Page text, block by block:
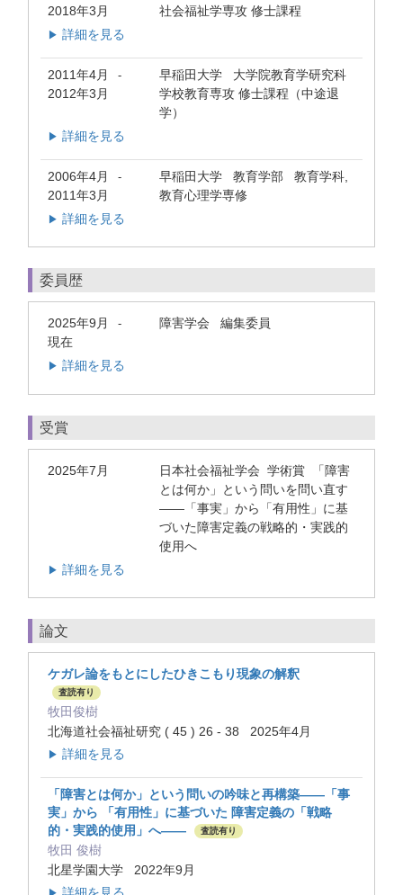
2018年3月
社会福祉学専攻 修士課程
▶ 詳細を見る
2011年4月 -
2012年3月
早稲田大学 大学院教育学研究科
学校教育専攻 修士課程（中途退
学）
▶ 詳細を見る
2006年4月 -
2011年3月
早稲田大学 教育学部 教育学科,
教育心理学専修
▶ 詳細を見る
委員歴
2025年9月 -
現在
障害学会 編集委員
▶ 詳細を見る
受賞
2025年7月
日本社会福祉学会 学術賞 「障害
とは何か」という問いを問い直す
――「事実」から「有用性」に基
づいた障害定義の戦略的・実践的
使用へ
▶ 詳細を見る
論文
ケガレ論をもとにしたひきこもり現象の解釈
査読有り
牧田俊樹
北海道社会福祉研究 ( 45 ) 26 - 38 2025年4月
▶ 詳細を見る
「障害とは何か」という問いの吟味と再構築――「事
実」から 「有用性」に基づいた 障害定義の「戦略
的・実践的使用」へ――
査読有り
牧田 俊樹
北星学園大学 2022年9月